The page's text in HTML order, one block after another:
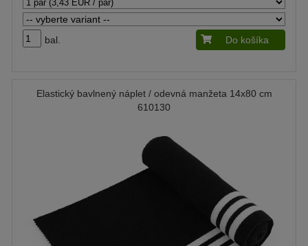
bal. Do košíka
Elastický bavlnený náplet / odevná manžeta 14x80 cm
610130